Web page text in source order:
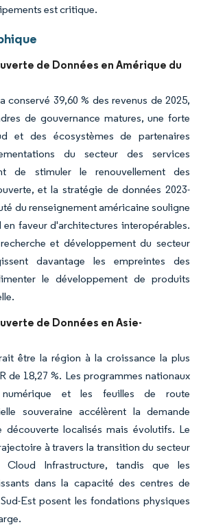
est critique.
de Données en Amérique du
conservé 39,60 % des revenus de 2025,
de gouvernance matures, une forte
et des écosystèmes de partenaires
du secteur des services
de stimuler le renouvellement des
et la stratégie de données 2023-
du renseignement américaine souligne
faveur d'architectures interopérables.
et développement du secteur
davantage les empreintes des
le développement de produits
de Données en Asie-
être la région à la croissance la plus
de 18,27 %. Les programmes nationaux
numérique et les feuilles de route
souveraine accélèrent la demande
découverte localisés mais évolutifs. Le
à travers la transition du secteur
Infrastructure, tandis que les
dans la capacité des centres de
Est posent les fondations physiques